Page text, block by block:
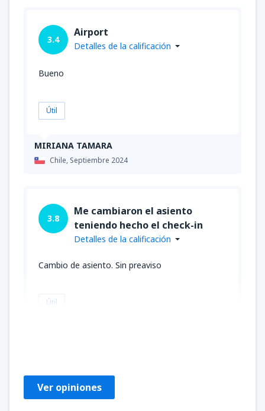
MIRIANA TAMARA
Chile, Septiembre 2024
3.4
Airport
Detalles de la calificación
Bueno
Útil
3.8
Me cambiaron el asiento
teniendo hecho el check-in
Detalles de la calificación
Cambio de asiento. Sin preaviso
Útil
Ver opiniones